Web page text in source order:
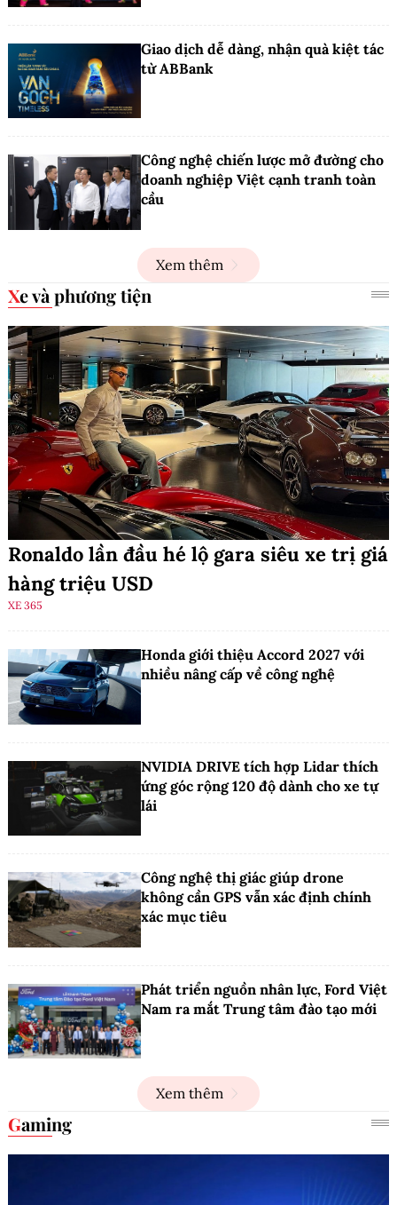
Giao dịch dễ dàng, nhận quà kiệt tác
từ ABBank
Công nghệ chiến lược mở đường cho
doanh nghiệp Việt cạnh tranh toàn
cầu
Xem thêm
Xe và phương tiện
Ronaldo lần đầu hé lộ gara siêu xe trị giá
hàng triệu USD
XE 365
Honda giới thiệu Accord 2027 với
nhiều nâng cấp về công nghệ
NVIDIA DRIVE tích hợp Lidar thích
ứng góc rộng 120 độ dành cho xe tự
lái
Công nghệ thị giác giúp drone
không cần GPS vẫn xác định chính
xác mục tiêu
Phát triển nguồn nhân lực, Ford Việt
Nam ra mắt Trung tâm đào tạo mới
Xem thêm
Gaming